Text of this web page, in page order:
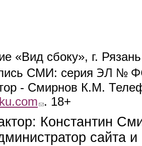
«Вид сбоку», г.
СМИ: серия ЭЛ №
- Смирнов К.М.
(link sends e-mail)
. 18+
Константин
сайта